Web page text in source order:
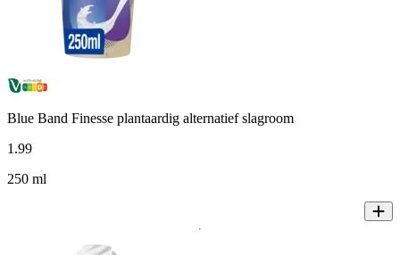
Blue Band Finesse plantaardig alternatief slagroom
1 .99
250 ml